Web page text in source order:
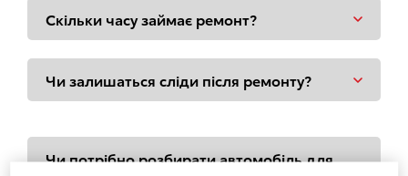
Скільки часу займає ремонт?
Чи залишаться сліди після ремонту?
Чи потрібно розбирати автомобіль для